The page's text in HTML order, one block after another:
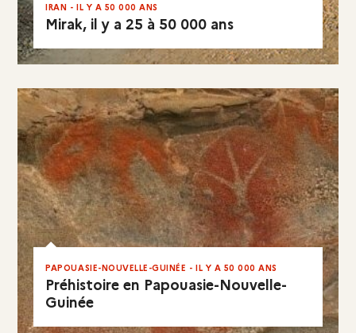
Mirak, il y a 25 à 50 000 ans
IRAN - IL Y A 50 000 ANS
EN RÉSUMÉ
Préhistoire en Papouasie-Nouvelle-
Guinée
PAPOUASIE-NOUVELLE-GUINÉE - IL Y A 50 000 ANS